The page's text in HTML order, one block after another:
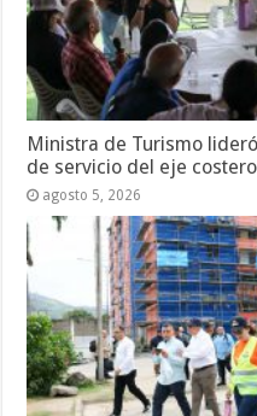
Ministra de Turismo
de servicio del eje
agosto 5, 2026